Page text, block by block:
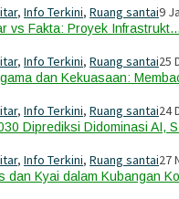
, Info Terkini, Ruang santai9
vs Fakta: Proyek Infrastrukt…
, Info Terkini, Ruang santai25
dan Kekuasaan:
, Info Terkini, Ruang santai24
Diprediksi Didominasi AI,
, Info Terkini, Ruang santai27
dan Kyai dalam Kubangan